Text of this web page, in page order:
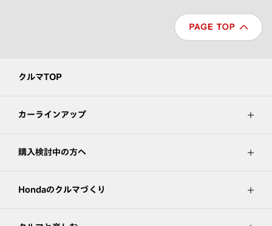
クルマTOP
カーラインアップ
購入検討中の方へ
Hondaのクルマづくり